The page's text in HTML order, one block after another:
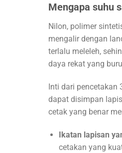
Mengapa suhu
Nilon, polimer
mengalir dengan
terlalu meleleh,
daya rekat yang
Inti dari pencetakan
dapat disimpan
cetak yang benar
Ikatan lapisan
cetakan yang